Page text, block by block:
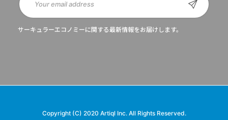
サーキュラーエコノミーに関する最新情報をお届けします。
Copyright (C) 2020 Artiql Inc. All Rights Reserved.